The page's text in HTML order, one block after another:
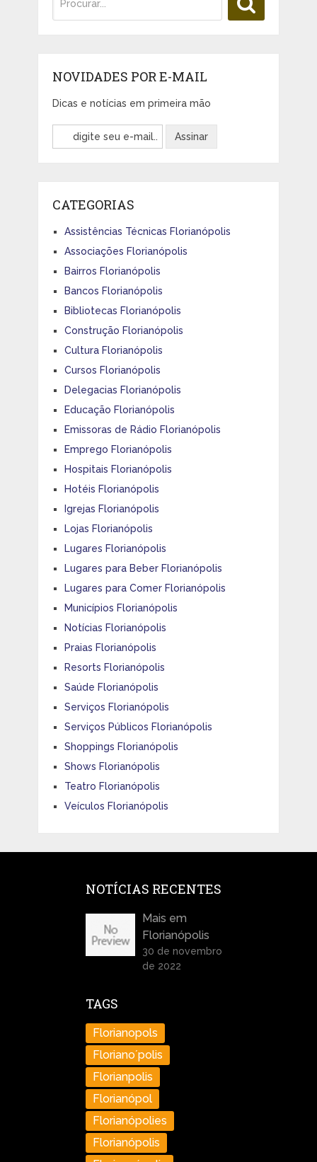
NOVIDADES POR E-MAIL
Dicas e notícias em primeira mão
CATEGORIAS
Assistências Técnicas Florianópolis
Associações Florianópolis
Bairros Florianópolis
Bancos Florianópolis
Bibliotecas Florianópolis
Construção Florianópolis
Cultura Florianópolis
Cursos Florianópolis
Delegacias Florianópolis
Educação Florianópolis
Emissoras de Rádio Florianópolis
Emprego Florianópolis
Hospitais Florianópolis
Hotéis Florianópolis
Igrejas Florianópolis
Lojas Florianópolis
Lugares Florianópolis
Lugares para Beber Florianópolis
Lugares para Comer Florianópolis
Municípios Florianópolis
Notícias Florianópolis
Praias Florianópolis
Resorts Florianópolis
Saúde Florianópolis
Serviços Florianópolis
Serviços Públicos Florianópolis
Shoppings Florianópolis
Shows Florianópolis
Teatro Florianópolis
Veículos Florianópolis
NOTÍCIAS RECENTES
Mais em
Florianópolis
30 de novembro
de 2022
TAGS
Florianopols
Floriano´polis
Florianpolis
Florianópol
Florianópolies
Florianópolis